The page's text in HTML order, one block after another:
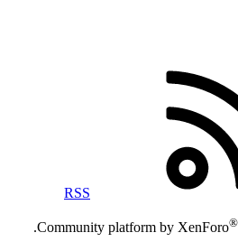
RSS
Community platform by XenForo®